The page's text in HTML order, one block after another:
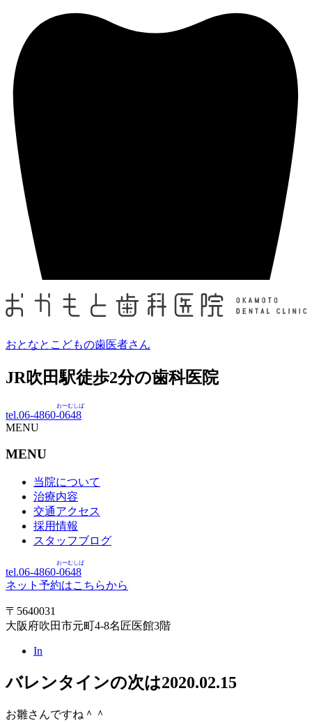
おとなとこどもの歯医者さん
JR吹田駅徒歩2分の歯科医院
tel.06-4860-0648
おーむしば
MENU
MENU
当院について
治療内容
交通アクセス
採用情報
スタッフブログ
tel.06-4860-0648
おーむしば
ネット予約はこちらから
〒5640031
大阪府吹田市元町4-8名匠医館3階
In
バレンタインの次は2020.02.15
お雛さんですね＾＾